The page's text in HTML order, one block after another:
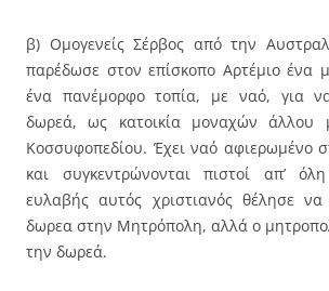
β) Ομογενείς Σέρβος από την
παρέδωσε στον επίσκοπο Αρτέμιο ένα
ένα πανέμορφο τοπία, με ναό, για να
δωρεά, ως κατοικία μοναχών άλλου
Κοσσυφοπεδίου. Έχει ναό αφιερωμένο
και συγκεντρώνονται πιστοί απ’
ευλαβής αυτός χριστιανός θέλησε
δωρεα στην Μητρόπολη, αλλά ο
την δωρεά.